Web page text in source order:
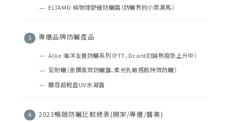
ELTAMD 純物理舒緩防曬霜（防曬界的小眾黑馬）
專櫃品牌防曬產品
Allie 海洋友善防曬系列（PTT、Dcard討論熱度急上升中）
安耐曬（金鑽高效防曬露、柔光乳敏感肌特效防曬）
蘭蔻超輕盈UV水凝露
2023暢銷防曬比較總表(開架/專櫃/醫美)